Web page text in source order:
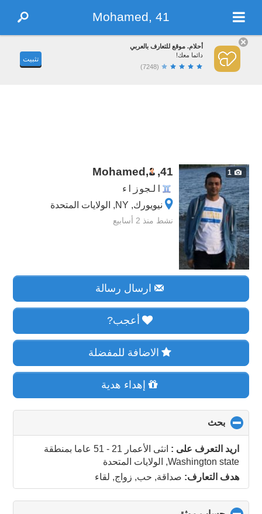
Mohamed, 41
أحلام. موقع للتعارف بالعربي
دائما معك!
(7248)
تثبيت
1
Mohamed, ,41
الجوزاء
نيويورك, NY, الولايات المتحدة
نشط منذ 2 أسابيع
ارسال رسالة
أعجب?
الاضافة للمفضلة
إهداء هدية
بحث
to
collapse
contents
اريد التعرف على : انثى الأعمار 21 - 51 عاما
بمنطقة
Washington state, الولايات المتحدة
هدف التعارف: صداقة, حب, زواج, لقاء